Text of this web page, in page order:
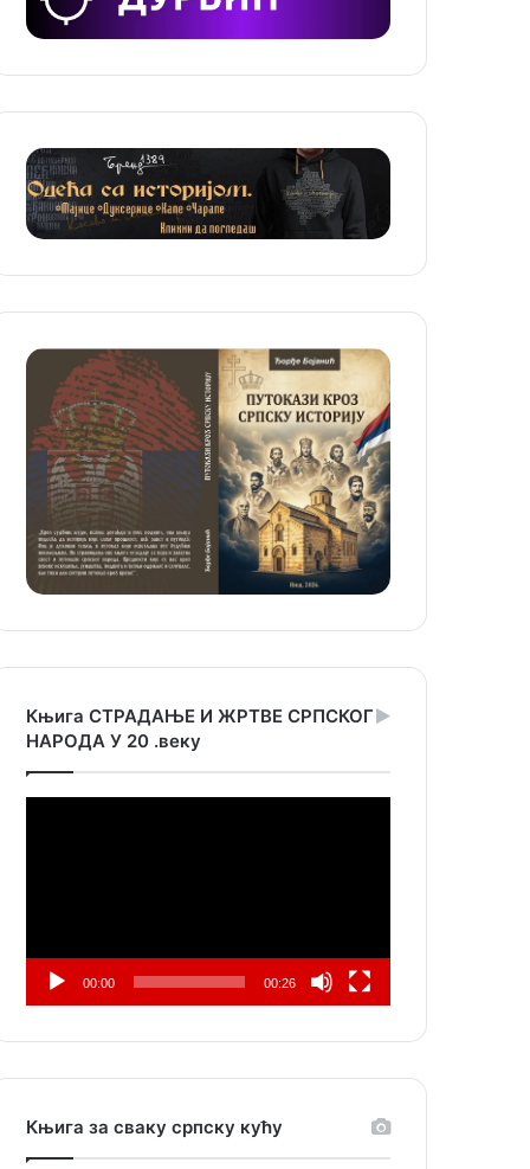
Књига СТРАДАЊЕ И ЖРТВЕ СРПСКОГ
НАРОДА У 20 .веку
00:00 00:26
Књига за сваку српску кућу